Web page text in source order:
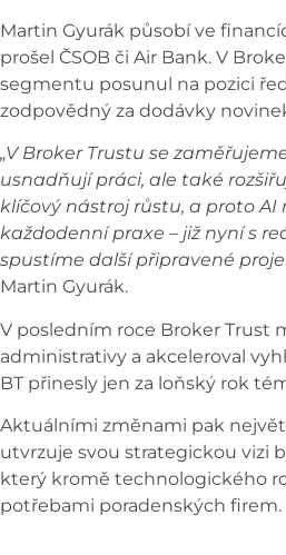
Martin Gyurák působí ve
prošel ČSOB či Air Bank. V
segmentu posunul na pozici
zodpovědný za dodávky
„V Broker Trustu se
usnadňují práci, ale také
klíčový nástroj růstu, a proto
každodenní praxe – již nyní s
spustíme další připravené
Martin Gyurák.
V posledním roce Broker Trust
administrativy a akceleroval
BT přinesly jen za loňský rok
Aktuálními změnami pak
utvrzuje svou strategickou vizi
který kromě technologického
potřebami poradenských firem.